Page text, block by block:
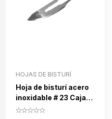
HOJAS DE BISTURÍ
Hoja de bisturí acero
inoxidable # 23 Caja
C/100 piezas